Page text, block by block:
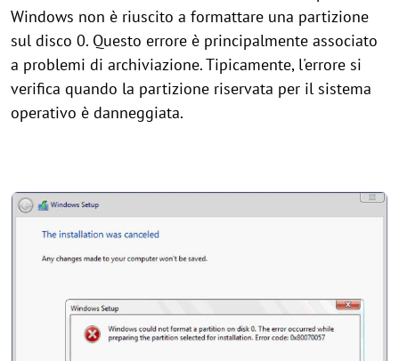
Windows non è riuscito a formattare una partizione
sul disco 0. Questo errore è principalmente associato
a problemi di archiviazione. Tipicamente, l'errore si
verifica quando la partizione riservata per il sistema
operativo è danneggiata.